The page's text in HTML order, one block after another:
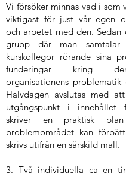
Vi försöker minnas vad i som
viktigast för just vår egen
och arbetet med den. Sedan
grupp där man samtalar
kurskollegor rörande sina
funderingar kring
organisationens problematik
Halvdagen avslutas med
utgångspunkt i innehållet
skriver en praktisk
problemområdet kan
skrivs utifrån en särskild mall.
3. Två individuella ca en